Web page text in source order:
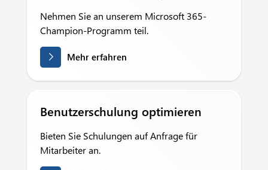
Nehmen Sie an unserem Microsoft 365-
Champion-Programm teil.
Mehr erfahren
Benutzerschulung optimieren
Bieten Sie Schulungen auf Anfrage für
Mitarbeiter an.